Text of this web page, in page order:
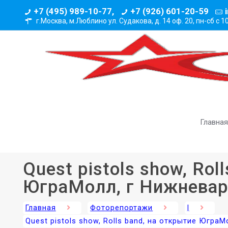
+7 (495) 989-10-77, +7 (926) 601-20-59
г.Москва, м.Люблино ул. Судакова, д. 14 оф. 20, пн-сб с
Главная
Quest pistols show,
ЮграМолл, г
Главная Фоторепортажи
Quest pistols show, Rolls band, на открытие